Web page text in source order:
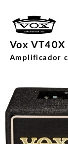
Vox VT40X
Amplificador